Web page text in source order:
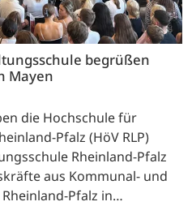
begrüßen
Mayen
die Hochschule für
Pfalz (HöV RLP)
Rheinland-Pfalz
aus Kommunal- und
Pfalz in…